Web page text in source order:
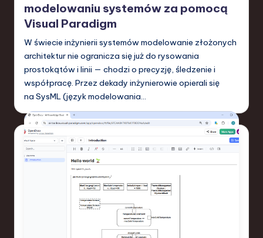
modelowaniu systemów za pomocą
Visual Paradigm
W świecie inżynierii systemów modelowanie złożonych
architektur nie ogranicza się już do rysowania
prostokątów i linii — chodzi o precyzję, śledzenie i
współpracę. Przez dekady inżynierowie opierali się
na SysML (język modelowania…